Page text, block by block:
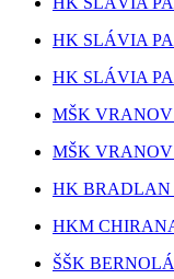
HK SLÁVIA
HK SLÁVIA
MŠK
MŠK
HK BRADLAN
HKM
ŠŠK